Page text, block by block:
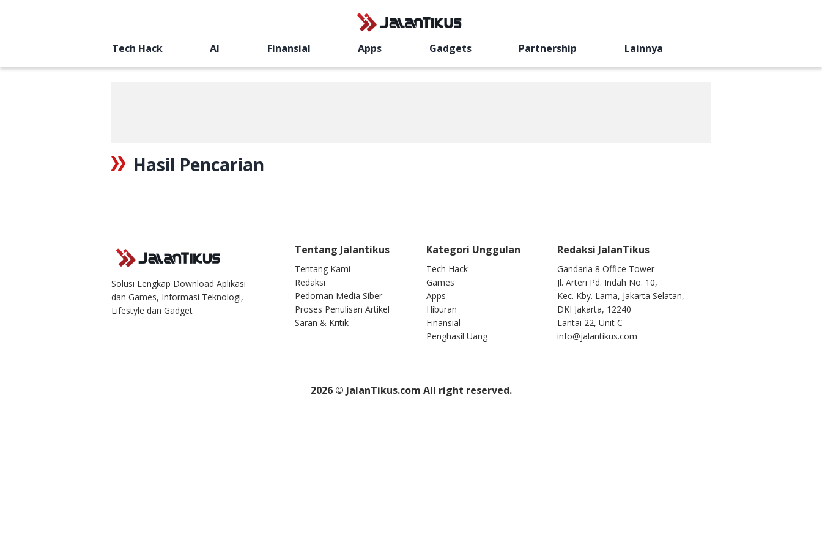
Tech Hack AI Finansial Apps Gadgets Partnership Lainnya
Hasil Pencarian
Solusi Lengkap Download Aplikasi
dan Games, Informasi Teknologi,
Lifestyle dan Gadget
Redaksi JalanTikus
Gandaria 8 Office Tower
Jl. Arteri Pd. Indah No. 10,
Kec. Kby. Lama, Jakarta Selatan,
DKI Jakarta, 12240
Lantai 22, Unit C
info@jalantikus.com
Tentang Jalantikus
Tentang Kami
Redaksi
Pedoman Media Siber
Proses Penulisan Artikel
Saran & Kritik
Kategori Unggulan
Tech Hack
Games
Apps
Hiburan
Finansial
Penghasil Uang
2026© JalanTikus.com All right reserved.